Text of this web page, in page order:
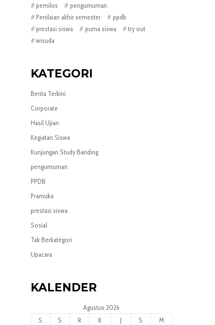
pemilos
pengumuman
Penilaian akhir semester
ppdb
prestasi siswa
purna siswa
try out
wisuda
KATEGORI
Berita Terkini
Corporate
Hasil Ujian
Kegiatan Siswa
Kunjungan Study Banding
pengumuman
PPDB
Pramuka
prestasi siswa
Sosial
Tak Berkategori
Upacara
KALENDER
Agustus 2026
S
S R K J S
M